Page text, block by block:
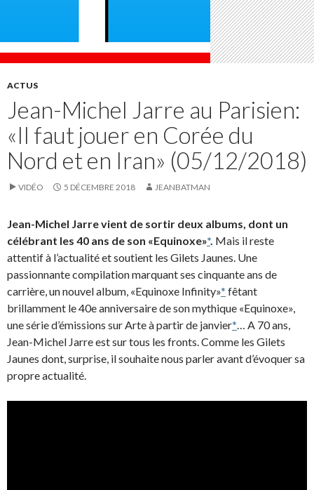
ACTUS
Jean-Michel Jarre au Parisien:
«Il faut jouer en Corée du
Nord et en Iran» (05/12/2018)
VIDÉO 5 DÉCEMBRE 2018 JEANBATMAN
Jean-Michel Jarre vient de sortir deux albums, dont un
célébrant les 40 ans de son «Equinoxe»*. Mais il reste
attentif à l’actualité et soutient les Gilets Jaunes. Une
passionnante compilation marquant ses cinquante ans de
carrière, un nouvel album, «Equinoxe Infinity»* fêtant
brillamment le 40e anniversaire de son mythique «Equinoxe»,
une série d’émissions sur Arte à partir de janvier* … A 70 ans,
Jean-Michel Jarre est sur tous les fronts. Comme les Gilets
Jaunes dont, surprise, il souhaite nous parler avant d’évoquer sa
propre actualité.